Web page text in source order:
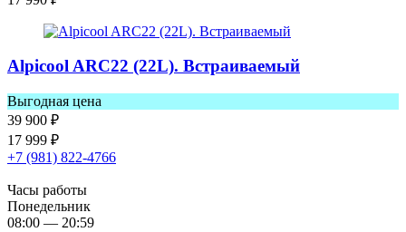
Alpicool ARC22 (22L). Встраиваемый
Выгодная цена
39 900 ₽
17 999 ₽
+7 (981) 822-4766
Часы работы
Понедельник
08:00 — 20:59